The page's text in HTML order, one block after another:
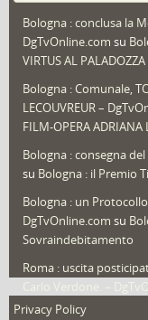
Redazioni(1.052)
Speciali (22)
Sport
That's Bologna
Video (archivio) (263)
Bologna : conclusa la
DgTvOnline.com su
VIRTUS AL PALADOZZA
Bologna : Comunale,
LECOUVREUR –
FILM-OPERA ADRIANA
Bologna : consegna
su Bologna : il Premio
Bologna : un
DgTvOnline.com su
Sovraindebitamento
Roma : uscita
nuovo film
Privacy Policy